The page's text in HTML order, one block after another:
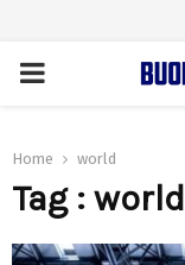
PRIMARY
Home world
Tag : world